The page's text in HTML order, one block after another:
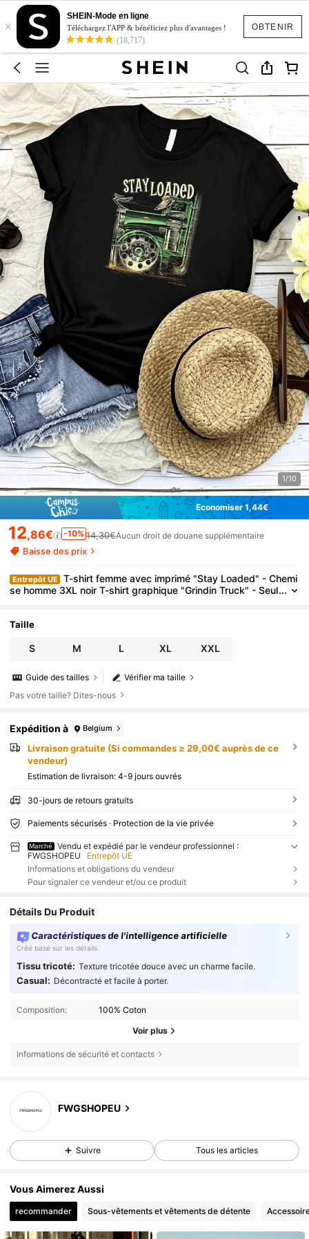
OBTENIR
×
SHEIN-Mode en ligne
Téléchargez l'APP & bénéficiez plus d'avantages !
(18,717)
1/10
Économiser 1,44€
12,86€ -10% 14,30€Aucun droit de douane supplémentaire
Baisse des prix
Entrepôt UE
T-shirt femme avec imprimé "Stay Loaded" - Chemi
se homme 3XL noir T-shirt graphique "Grindin Truck" - Seul
Taille
S M L XL XXL
Vérifier ma taille
Guide des tailles
Pas votre taille? Dites-nous
Expédition à Belgium
Livraison gratuite (Si commandes ≥ 29,00€ auprès de ce
vendeur)
Estimation de livraison: 4-9 jours ouvrés
30-jours de retours gratuits
Paiements sécurisés · Protection de la vie privée
Marché
Vendu et expédié par le vendeur professionnel :
FWGSHOPEU
Entrepôt UE
Informations et obligations du vendeur
Pour signaler ce vendeur et/ou ce produit
Détails Du Produit
Caractéristiques de l'intelligence artificielle
Créé basé sur les détails
Tissu tricoté: Texture tricotée douce avec un charme facile.
Casual: Décontracté et facile à porter.
Composition: 100% Coton
Voir plus
Informations de sécurité et contacts
FWGSHOPEU
Suivre Tous les articles
Vous Aimerez Aussi
recommander Sous-vêtements et vêtements de détente